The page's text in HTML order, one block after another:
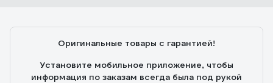
Оригинальные товары с гарантией!
Установите мобильное приложение, чтобы
информация по заказам всегда была под рукой